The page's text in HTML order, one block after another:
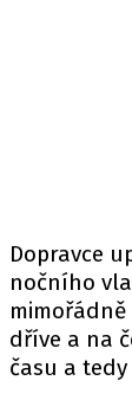
Dopravce
nočního
dříve a na
času a